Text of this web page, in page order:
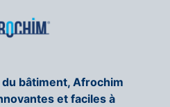
bâtiment, Afrochim
et faciles à